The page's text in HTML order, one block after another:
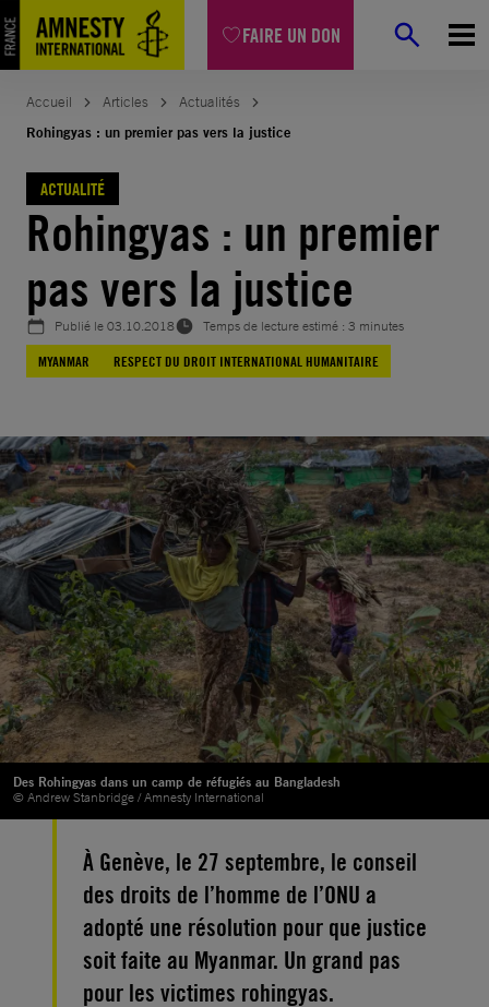
FAIRE UN DON
Aller
au
contenu
Accueil Articles
Actualités
Rohingyas : un premier pas vers la justice
ACTUALITÉ
Rohingyas : un premier
pas vers la justice
Publié le03.10.2018
Temps de lecture estimé : 3 minutes
MYANMAR
RESPECT DU DROIT INTERNATIONAL HUMANITAIRE
Des Rohingyas dans un camp de réfugiés au Bangladesh
© Andrew Stanbridge / Amnesty International
À Genève, le 27 septembre, le conseil
des droits de l’homme de l’ONU a
adopté une résolution pour que justice
soit faite au Myanmar. Un grand pas
pour les victimes rohingyas.